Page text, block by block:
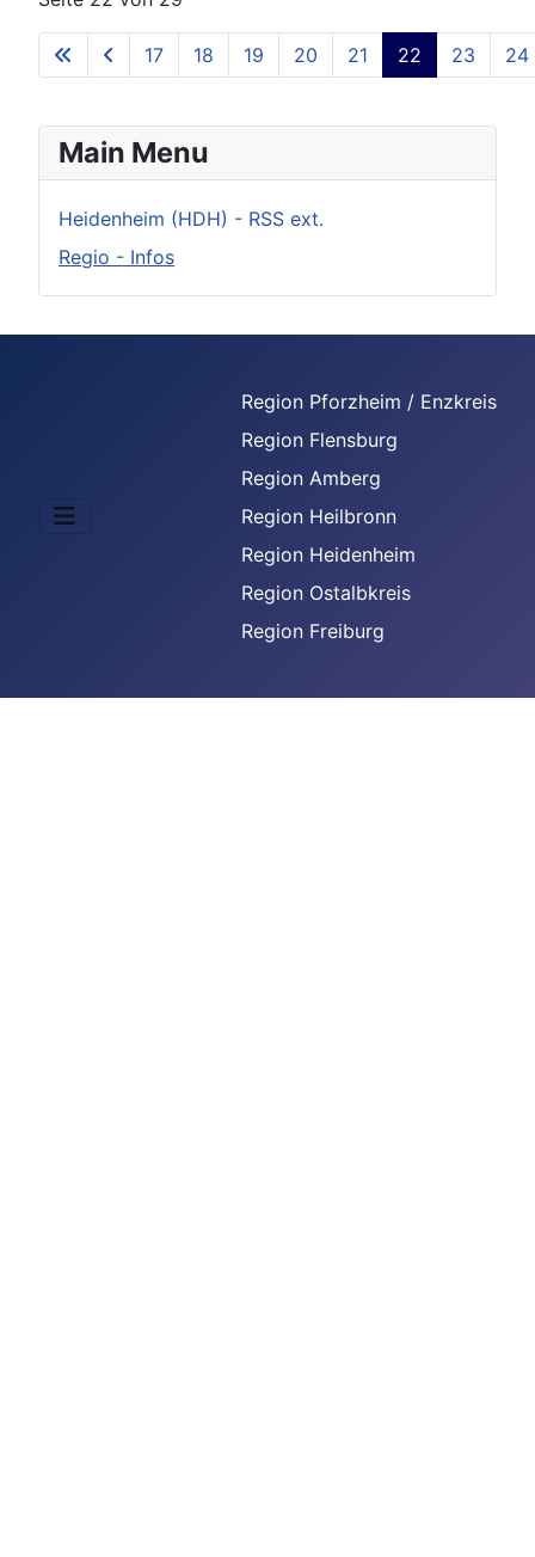
17 18 19 20 21 22 23 24
Main Menu
Heidenheim (HDH) - RSS ext.
Regio - Infos
Region Pforzheim / Enzkreis
Region Flensburg
Region Amberg
Region Heilbronn
Region Heidenheim
Region Ostalbkreis
Region Freiburg